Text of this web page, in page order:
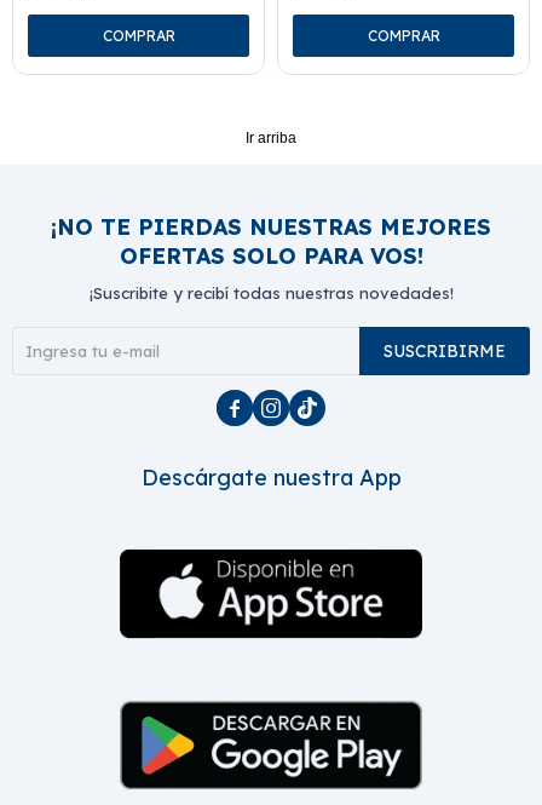
Ir arriba
¡NO TE PIERDAS NUESTRAS MEJORES
OFERTAS SOLO PARA VOS!
¡Suscribite y recibí todas nuestras novedades!
SUSCRIBIRME
  
Descárgate nuestra App